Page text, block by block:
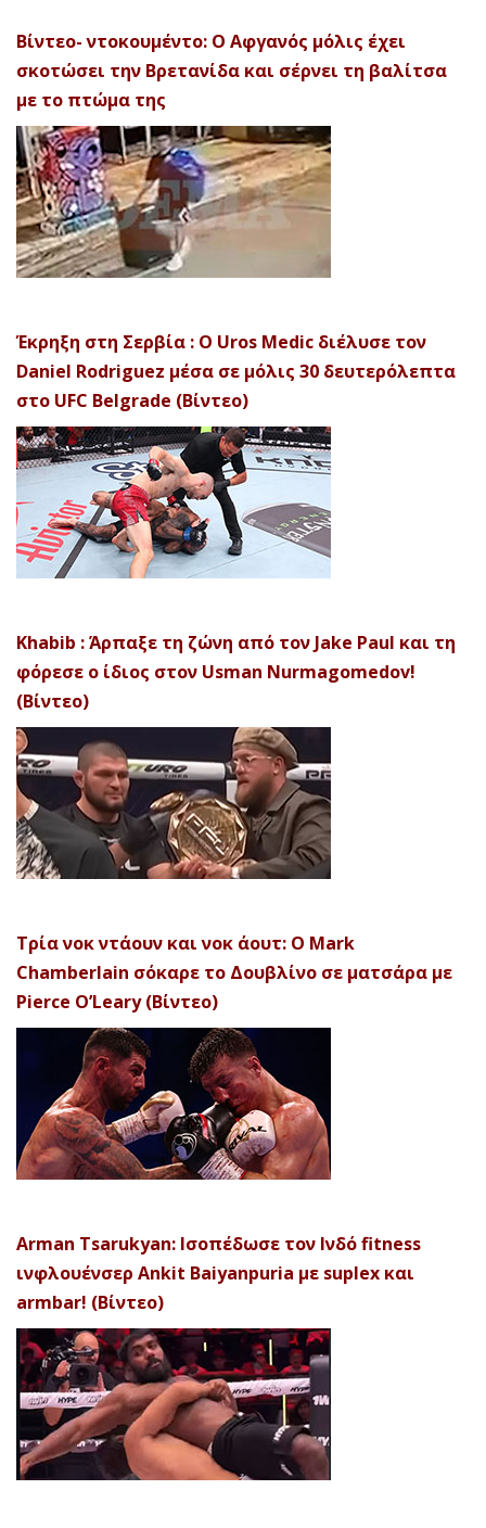
Βίντεο- ντοκουμέντο: Ο Αφγανός μόλις έχει
σκοτώσει την Βρετανίδα και σέρνει τη βαλίτσα
με το πτώμα της
Έκρηξη στη Σερβία : Ο Uros Medic διέλυσε τον
Daniel Rodriguez μέσα σε μόλις 30 δευτερόλεπτα
στο UFC Belgrade (Βίντεο)
Khabib : Άρπαξε τη ζώνη από τον Jake Paul και τη
φόρεσε ο ίδιος στον Usman Nurmagomedov!
(Βίντεο)
Τρία νοκ ντάουν και νοκ άουτ: Ο Mark
Chamberlain σόκαρε το Δουβλίνο σε ματσάρα με
Pierce O’Leary (Βίντεο)
Arman Tsarukyan: Ισοπέδωσε τον Ινδό fitness
ινφλουένσερ Ankit Baiyanpuria με suplex και
armbar! (Βίντεο)